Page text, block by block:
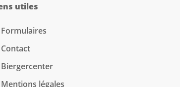
utiles
Formulaires
Contact
Biergercenter
Mentions légales